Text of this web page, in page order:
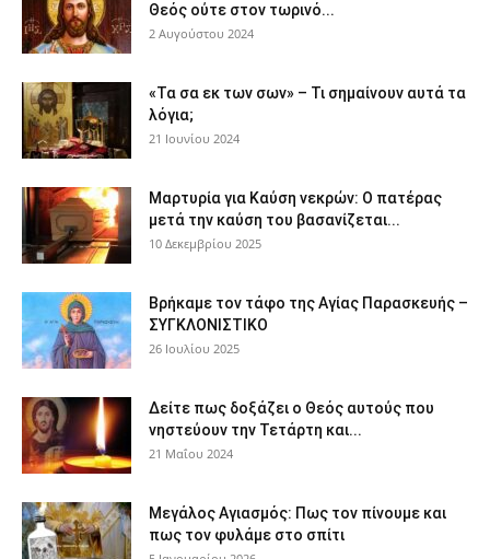
Θεός ούτε στον τωρινό...
2 Αυγούστου 2024
«Τα σα εκ των σων» – Τι σημαίνουν αυτά τα
λόγια;
21 Ιουνίου 2024
Μαρτυρία για Καύση νεκρών: Ο πατέρας
μετά την καύση του βασανίζεται...
10 Δεκεμβρίου 2025
Βρήκαμε τον τάφο της Αγίας Παρασκευής –
ΣΥΓΚΛΟΝΙΣΤΙΚΟ
26 Ιουλίου 2025
Δείτε πως δοξάζει ο Θεός αυτούς που
νηστεύουν την Τετάρτη και...
21 Μαΐου 2024
Μεγάλος Αγιασμός: Πως τον πίνουμε και
πως τον φυλάμε στο σπίτι